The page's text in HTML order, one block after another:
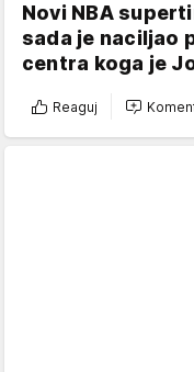
Novi NBA
sada je naciljao
centra koga je
Reaguj